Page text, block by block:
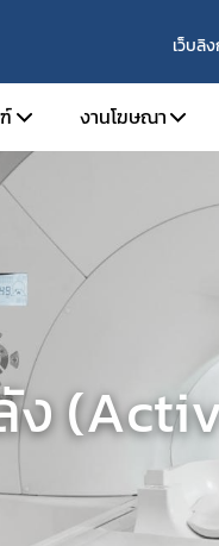
เว็บลิ
ลิตเครื่องมือแพทย์
เครื่องมือแพทย์
เบียนผลิตภัณฑ์
รื่องมือแพทย์ทั่วไป
ครื่องมือแพทย์ที่มีกำลัง
ครื่องมือแพทย์สำหรับวินิจฉั
ครื่องมือแพทย์จดแจ้ง
ารส่งออก
าร/ไม่ต่ออายุ
งานโฆษณา
ข้อมูลเบื้อง
โฆษณาต่อประ
โฆษณาต่อผู้